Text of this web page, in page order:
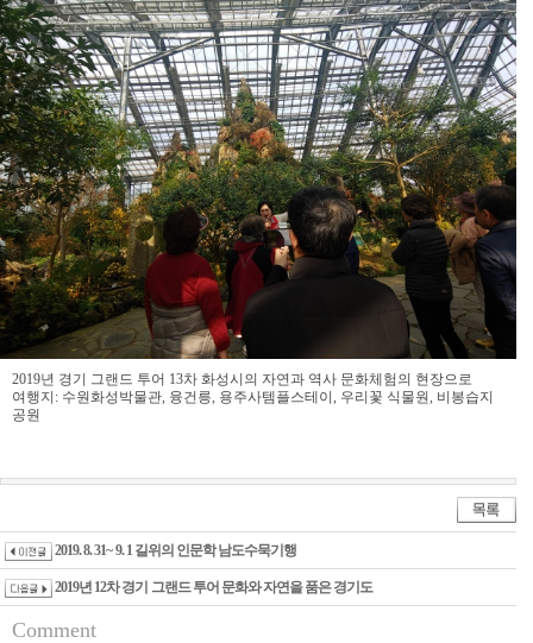
2019년 경기 그랜드 투어 13차 화성시의 자연과 역사 문화체험의 현장으로
여행지: 수원화성박물관, 융건릉, 용주사템플스테이, 우리꽃 식물원, 비봉습지
공원
2019. 8. 31~ 9. 1 길위의 인문학 남도수묵기행
2019년 12차 경기 그랜드 투어 문화와 자연을 품은 경기도
Comment